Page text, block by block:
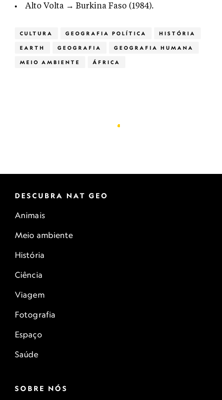
Alto Volta → Burkina Faso (1984).
CULTURA GEOGRAFIA POLÍTICA HISTÓRIA
EARTH GEOGRAFIA GEOGRAFIA HUMANA
MEIO AMBIENTE ÁFRICA
DESCUBRA NAT GEO
Animais
Meio ambiente
História
Ciência
Viagem
Fotografia
Espaço
Saúde
SOBRE NÓS